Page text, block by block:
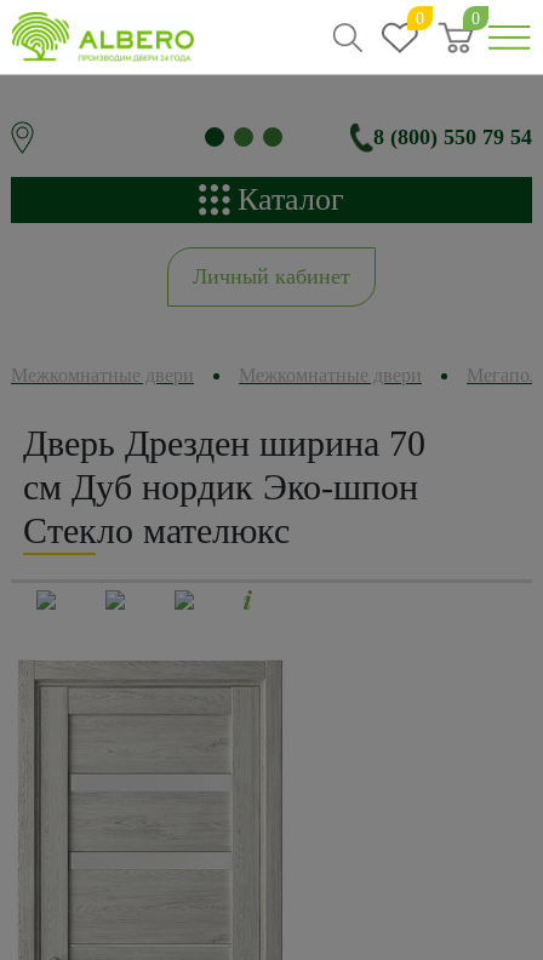
0 0
8 (800) 550 79 54
Каталог
Личный кабинет
Межкомнатные двери Межкомнатные двери
Дверь Дрезден ширина 70
см Дуб нордик Эко-шпон
Стекло мателюкс